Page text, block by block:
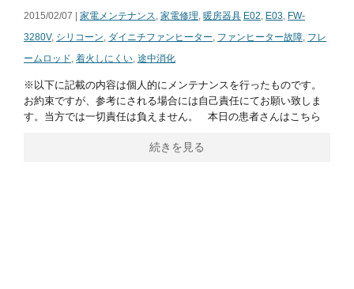
2015/02/07 | 家電メンテナンス, 家電修理, 暖房器具 E02, E03, FW-
3280V, シリコーン, ダイニチファンヒーター, ファンヒーター故障, フレ
ームロッド, 着火しにくい, 途中消化
※以下に記載の内容は個人的にメンテナンスを行ったものです。
お約束ですが、参考にされる場合には自己責任にてお願い致しま
す。当方では一切責任は負えません。 本日の患者さんはこちら
続きを見る